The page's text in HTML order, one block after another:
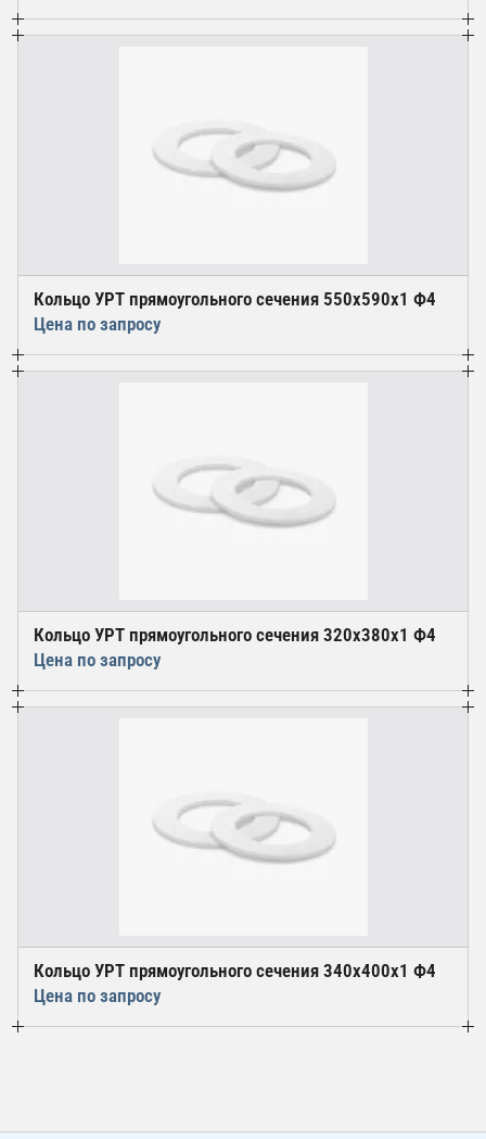
Кольцо УРТ прямоугольного сечения 550х590х1 Ф4
Цена по запросу
Кольцо УРТ прямоугольного сечения 320х380х1 Ф4
Цена по запросу
Кольцо УРТ прямоугольного сечения 340х400х1 Ф4
Цена по запросу